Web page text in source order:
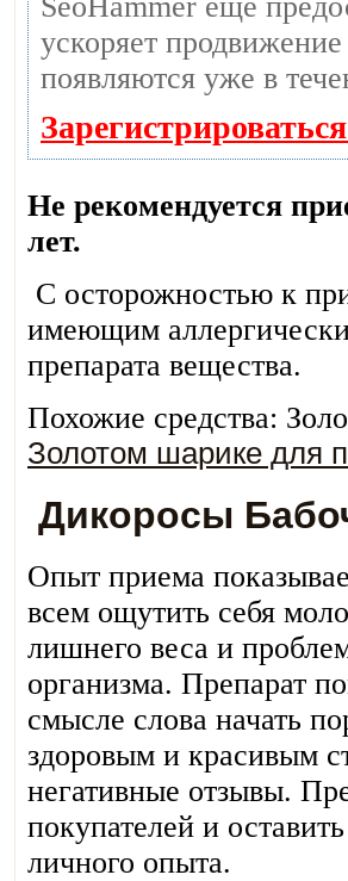
ускоряет
появляются уже в
Не рекомендуется
лет.
С осторожностью к
имеющим
препарата вещества.
Похожие средства:
Золотом шарике для
Дикоросы
Опыт приема
всем ощутить себя
лишнего веса и
организма. Препарат
смысле слова начать
здоровым и красивым
негативные отзывы.
покупателей и
личного опыта.